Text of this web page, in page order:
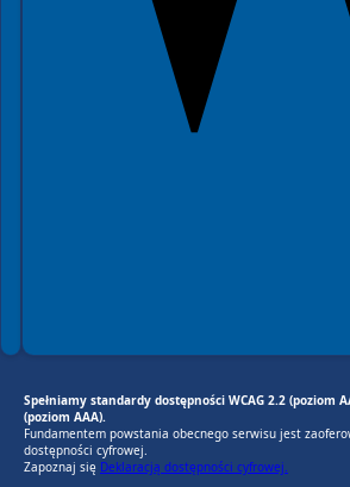
Spełniamy standardy dostępności WCAG 2.2 (poziom
(poziom AAA).
Fundamentem powstania obecnego serwisu jest
dostępności cyfrowej.
Zapoznaj się Deklaracją dostępności cyfrowej.